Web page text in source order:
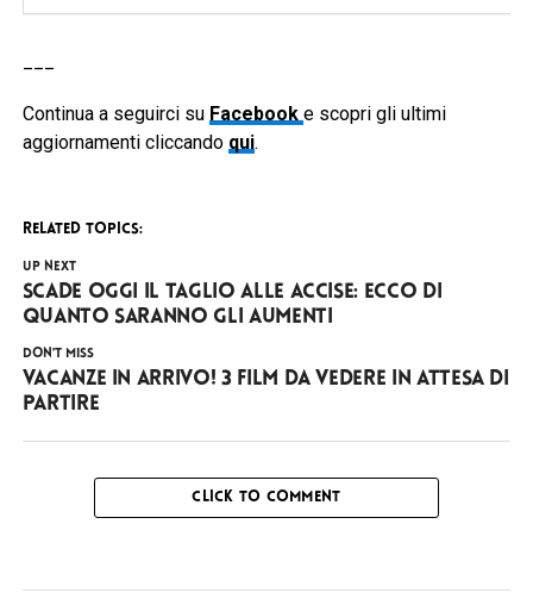
Continua a seguirci su Facebook e scopri gli ultimi
aggiornamenti cliccando qui.
RELATED TOPICS:
UP NEXT
Scade oggi il taglio alle accise: ecco di
quanto saranno gli aumenti
DON'T MISS
Vacanze in arrivo! 3 film da vedere in attesa di
partire
CLICK TO COMMENT